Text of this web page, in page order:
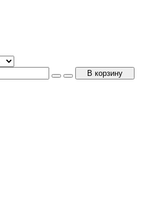
В корзину